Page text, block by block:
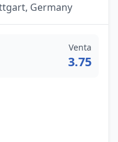
Germany
Venta
3.75